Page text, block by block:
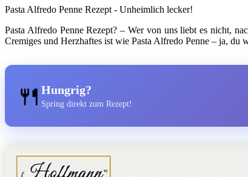
Pasta Alfredo Penne Rezept - Unheimlich lecker!
Pasta Alfredo Penne Rezept? – Wer von uns liebt es nicht,
Cremiges und Herzhaftes ist wie Pasta Alfredo Penne – ja, du
🍴Hungrig?
Spring direkt zum Rezept!